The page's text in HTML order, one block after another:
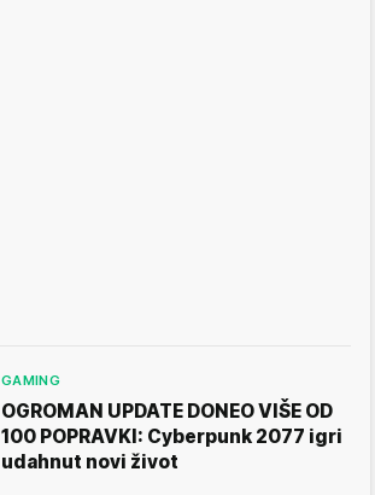
GAMING
OGROMAN UPDATE DONEO VIŠE OD
100 POPRAVKI: Cyberpunk 2077 igri
udahnut novi život